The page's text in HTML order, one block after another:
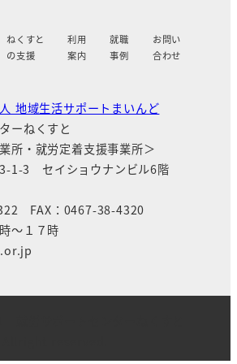
ねくすと
の支援
利用
案内
就職
事例
お問い
合わせ
地域生活サポートまいんど
ーねくすと
所・就労定着支援事業所＞
1-3 セイショウナンビル6階
FAX：0467-38-4320
～１７時